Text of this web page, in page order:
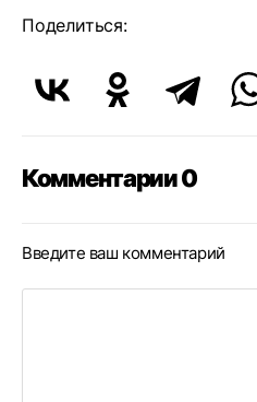
Поделиться:
Комментарии 0
Введите ваш комментарий